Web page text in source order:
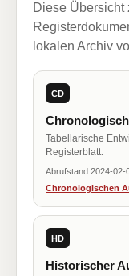
Diese
lokalen Archiv
CD
Tabellarische
Registerblatt.
Abrufstand 2024-02-
Chronologischen
HD
Historischer